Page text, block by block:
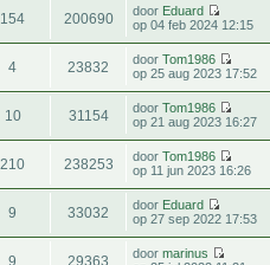
154 200690 door Eduard
op 04 feb 2024 12:15
4 23832 doorTom1986
op 25 aug 2023 17:52
10 31154 doorTom1986
op 21 aug 2023 16:27
210 238253 doorTom1986
op 11 jun 2023 16:26
9 33032 door Eduard
op 27 sep 2022 17:53
9 29363 doormarinus